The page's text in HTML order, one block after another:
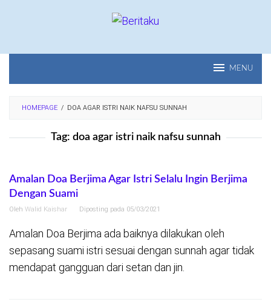
MENU
HOMEPAGE / DOA AGAR ISTRI NAIK NAFSU SUNNAH
Tag: doa agar istri naik nafsu sunnah
Amalan Doa Berjima Agar Istri Selalu Ingin Berjima
Dengan Suami
Oleh Walid Kaishar Diposting pada 05/03/2021
Amalan Doa Berjima ada baiknya dilakukan oleh
sepasang suami istri sesuai dengan sunnah agar tidak
mendapat gangguan dari setan dan jin.